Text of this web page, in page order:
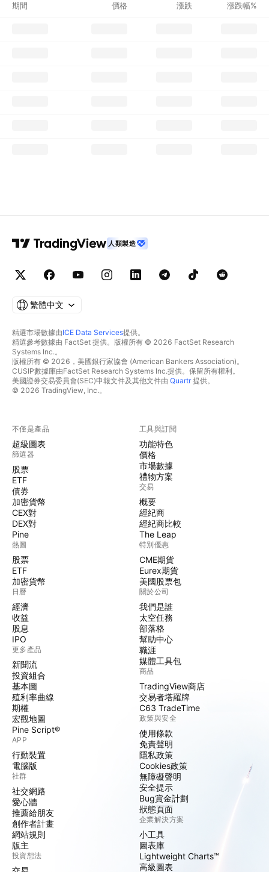
期間 價格 漲跌 漲跌幅%
人類製造
繁體中文
精選市場數據由ICE Data Services提供。
精選參考數據由 FactSet 提供。版權所有 © 2026 FactSet Research
Systems Inc.。
版權所有 © 2026，美國銀行家協會 (American Bankers Association)。
CUSIP數據庫由FactSet Research Systems Inc.提供。保留所有權利。
美國證券交易委員會(SEC)申報文件及其他文件由 Quartr提供。
© 2026 TradingView, Inc.。
不僅是產品
超級圖表
篩選器
股票
ETF
債券
加密貨幣
CEX對
DEX對
Pine
熱圖
股票
ETF
加密貨幣
日曆
經濟
收益
股息
IPO
更多產品
新聞流
投資組合
基本圖
殖利率曲線
期權
宏觀地圖
Pine Script®
APP
行動裝置
電腦版
社群
社交網路
愛心牆
推薦給朋友
創作者計畫
網站規則
版主
投資想法
工具與訂閱
功能特色
價格
市場數據
禮物方案
交易
概要
經紀商
經紀商比較
The Leap
特別優惠
CME期貨
Eurex期貨
美國股票包
關於公司
我們是誰
太空任務
部落格
幫助中心
職涯
媒體工具包
商品
TradingView商店
交易者塔羅牌
C63 TradeTime
政策與安全
使用條款
免責聲明
隱私政策
Cookies政策
無障礙聲明
安全提示
Bug賞金計劃
狀態頁面
企業解決方案
小工具
圖表庫
Lightweight Charts™
高級圖表